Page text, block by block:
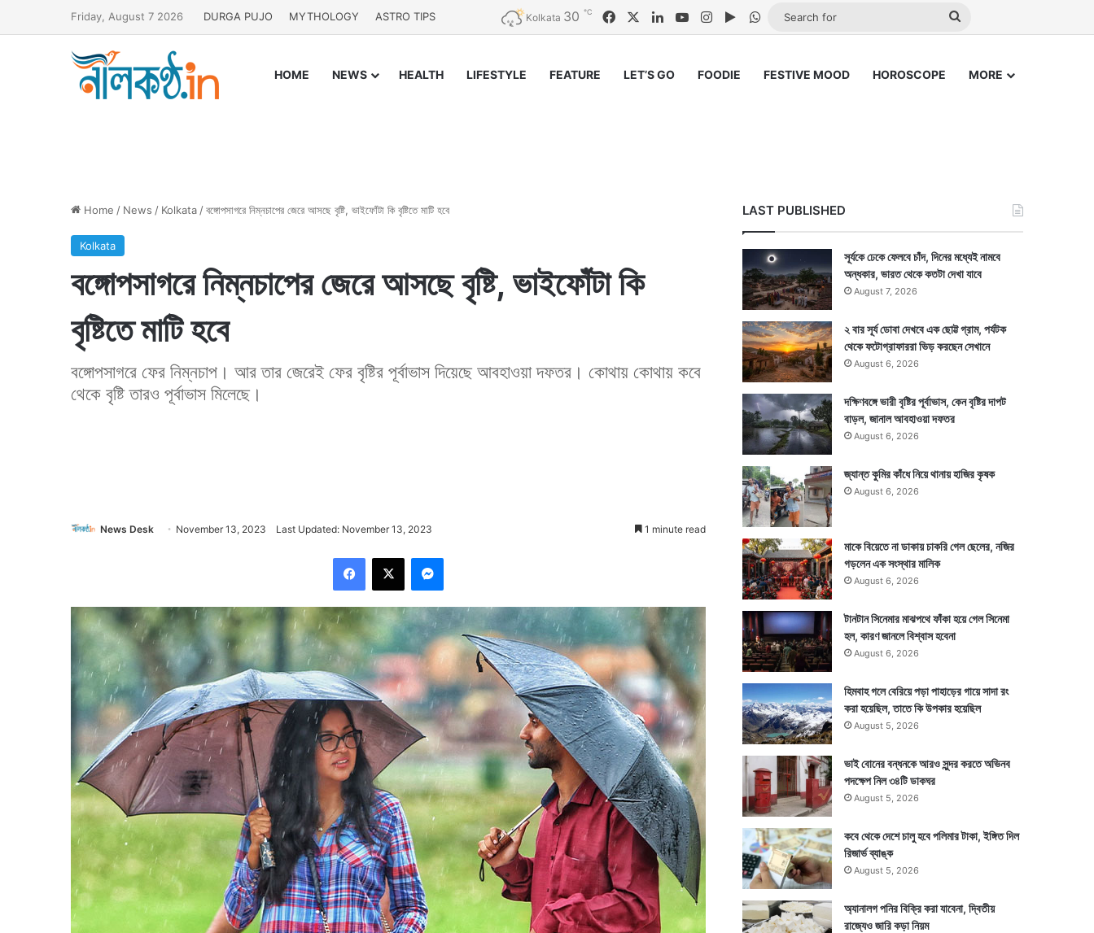
Friday, August 7 2026 DURGA PUJO MYTHOLOGY ASTRO TIPS Kolkata 30 ℃ FacebookLinkedInYouTubeInstagramGoogle Play
WhatsApp
Search
HOME NEWS HEALTH LIFESTYLE FEATURE LET’S GO FOODIE FESTIVE MOOD HOROSCOPE MORE
Home / News / Kolkata /বঙ্গোপসাগরে নিম্নচাপের জেরে আসছে বৃষ্টি, ভাইফোঁটা কি বৃষ্টিতে মাটি হবে
Kolkata
বঙ্গোপসাগরে নিম্নচাপের জেরে আসছে বৃষ্টি, ভাইফোঁটা কি
বৃষ্টিতে মাটি হবে
বঙ্গোপসাগরে ফের নিম্নচাপ। আর তার জেরেই ফের বৃষ্টির পূর্বাভাস দিয়েছে আবহাওয়া দফতর। কোথায় কোথায় কবে
থেকে বৃষ্টি তারও পূর্বাভাস মিলেছে।
News Desk November 13, 2023 Last Updated: November 13, 2023 1 minute read
LAST PUBLISHED
সূর্যকে ঢেকে ফেলবে চাঁদ, দিনের মধ্যেই নামবে
অন্ধকার, ভারত থেকে কতটা দেখা যাবে
August 7, 2026
২ বার সূর্য ডোবা দেখবে এক ছোট্ট গ্রাম, পর্যটক
থেকে ফটোগ্রাফাররা ভিড় করছেন সেখানে
August 6, 2026
দক্ষিণবঙ্গে ভারী বৃষ্টির পূর্বাভাস, কেন বৃষ্টির দাপট
বাড়ল, জানাল আবহাওয়া দফতর
August 6, 2026
জ্যান্ত কুমির কাঁধে নিয়ে থানায় হাজির কৃষক
August 6, 2026
মাকে বিয়েতে না ডাকায় চাকরি গেল ছেলের, নজির
গড়লেন এক সংস্থার মালিক
August 6, 2026
টানটান সিনেমার মাঝপথে ফাঁকা হয়ে গেল সিনেমা
হল, কারণ জানলে বিশ্বাস হবেনা
August 6, 2026
হিমবাহ গলে বেরিয়ে পড়া পাহাড়ের গায়ে সাদা রং
করা হয়েছিল, তাতে কি উপকার হয়েছিল
August 5, 2026
ভাই বোনের বন্ধনকে আরও সুন্দর করতে অভিনব
পদক্ষেপ নিল ৩৪টি ডাকঘর
August 5, 2026
কবে থেকে দেশে চালু হবে পলিমার টাকা, ইঙ্গিত দিল
রিজার্ভ ব্যাঙ্ক
August 5, 2026
অ্যানালগ পনির বিক্রি করা যাবেনা, দ্বিতীয়
রাজ্যেও জারি কড়া নিয়ম